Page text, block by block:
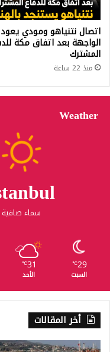
اتصال نتنياهو ومودي
الواجهة بعد اتفاق مكة
المشترك
منذ 22 ساعة
Weather
سماء صافية
29
℃
السبت
31
℃
الأحد
أخر المقالات